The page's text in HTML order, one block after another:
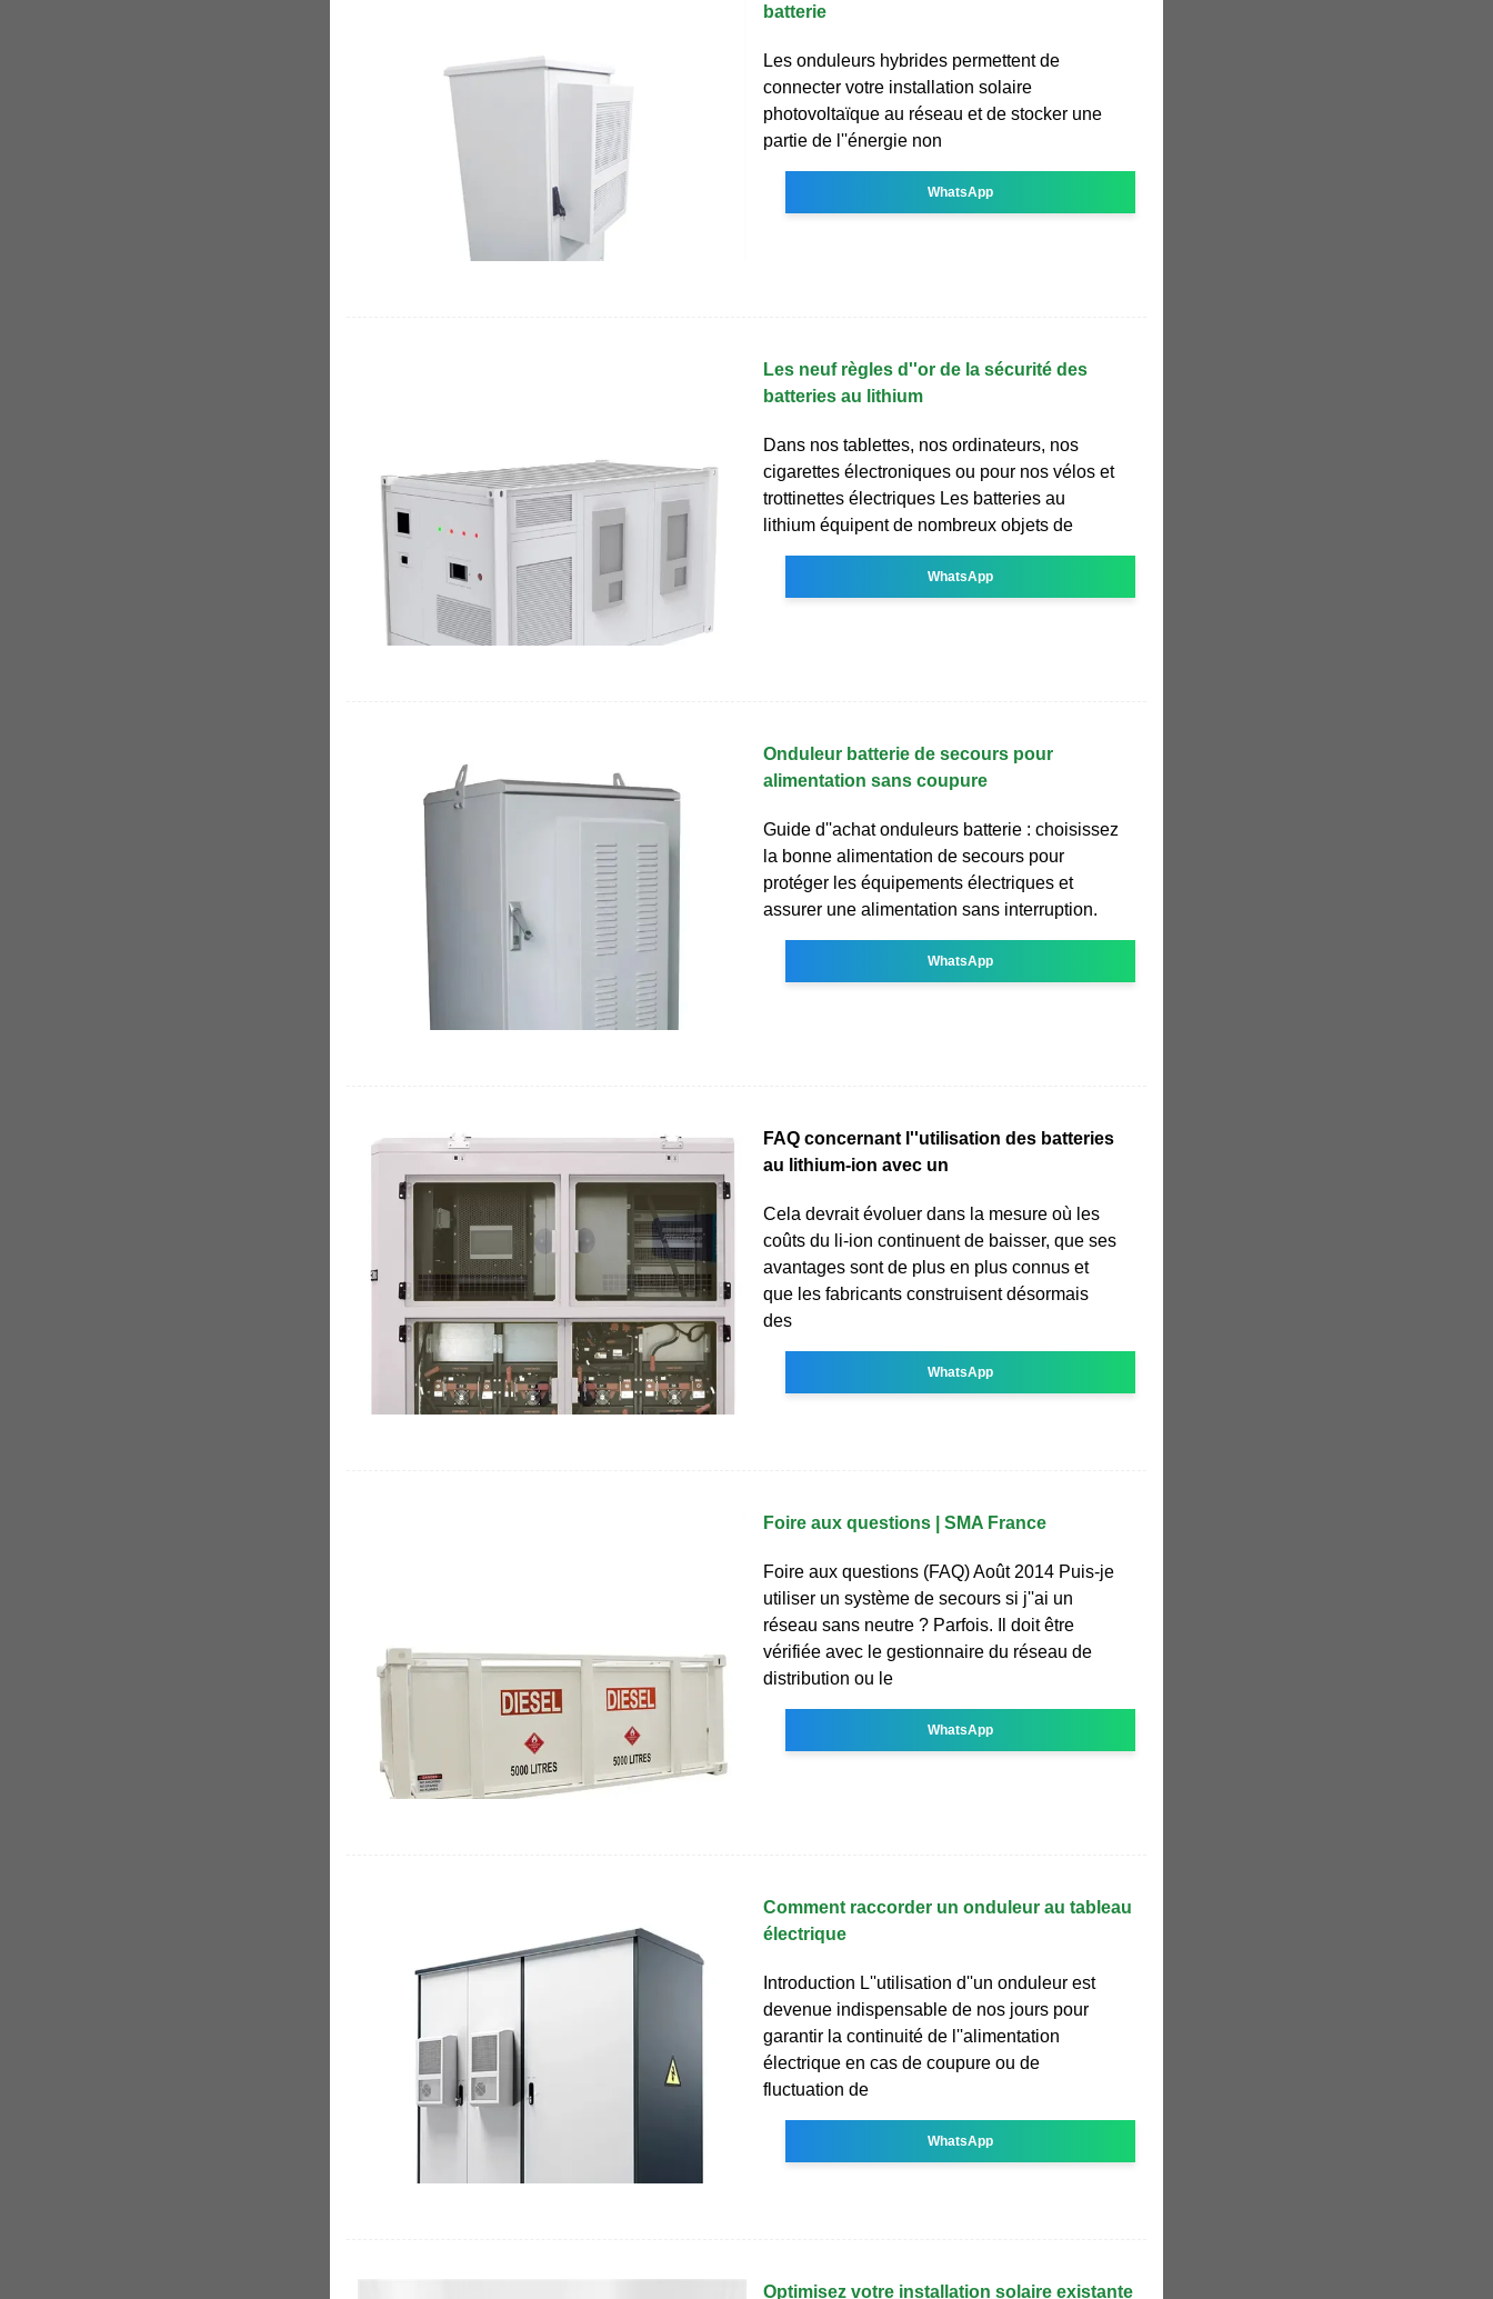
batterie
Les onduleurs hybrides permettent de
connecter votre installation solaire
photovoltaïque au réseau et de stocker une
partie de l''énergie non
WhatsApp
Les neuf règles d''or de la sécurité des
batteries au lithium
Dans nos tablettes, nos ordinateurs, nos
cigarettes électroniques ou pour nos vélos et
trottinettes électriques Les batteries au
lithium équipent de nombreux objets de
WhatsApp
Onduleur batterie de secours pour
alimentation sans coupure
Guide d''achat onduleurs batterie : choisissez
la bonne alimentation de secours pour
protéger les équipements électriques et
assurer une alimentation sans interruption.
WhatsApp
FAQ concernant l''utilisation des batteries
au lithium-ion avec un
Cela devrait évoluer dans la mesure où les
coûts du li-ion continuent de baisser, que ses
avantages sont de plus en plus connus et
que les fabricants construisent désormais
des
WhatsApp
Foire aux questions | SMA France
Foire aux questions (FAQ) Août 2014 Puis-je
utiliser un système de secours si j''ai un
réseau sans neutre ? Parfois. Il doit être
vérifiée avec le gestionnaire du réseau de
distribution ou le
WhatsApp
Comment raccorder un onduleur au tableau
électrique
Introduction L''utilisation d''un onduleur est
devenue indispensable de nos jours pour
garantir la continuité de l''alimentation
électrique en cas de coupure ou de
fluctuation de
WhatsApp
Optimisez votre installation solaire existante